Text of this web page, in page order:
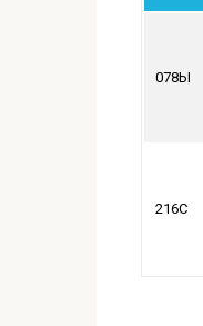
078Ы
216С